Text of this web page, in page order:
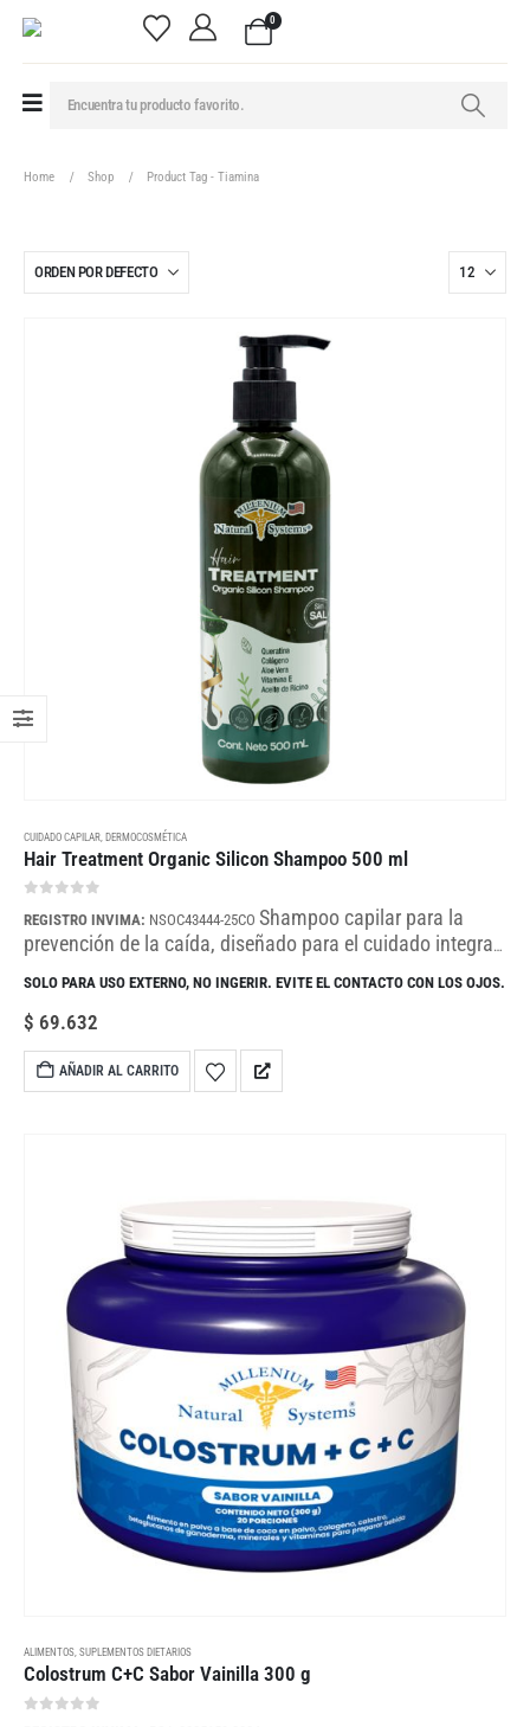
0
Home Shop Product Tag - Tiamina
CUIDADO CAPILAR DERMOCOSMÉTICA
Hair Treatment Organic Silicon Shampoo 500 ml
REGISTRO INVIMA: NSOC43444-25CO Shampoo capilar para la
prevención de la caída, diseñado para el cuidado integral
hidratar y mantener el cabello con una apariencia
saludable.
Ayuda a restaurar brillo, suavidad y vitalidad del cabello.
Libre de sal. • Ideal para cabello natural, teñido, alisado o
expuesto a herramientas de calor.
• Deja el
cabello suave, brillante y fácil de peinar.• Apto para todo
tipo de cabello femenino.
SOLO PARA USO EXTERNO, NO INGERIR. EVITE EL CONTACTO CON LOS OJOS.
$ 69.632
AÑADIR AL CARRITO
ALIMENTOS SUPLEMENTOS DIETARIOS
Colostrum C+C Sabor Vainilla 300 g